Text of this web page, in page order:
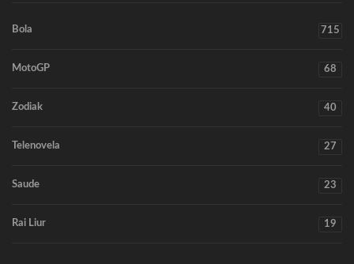
Bola 715
MotoGP 68
Zodiak 40
Telenovela 27
Saude 23
Rai Liur 19